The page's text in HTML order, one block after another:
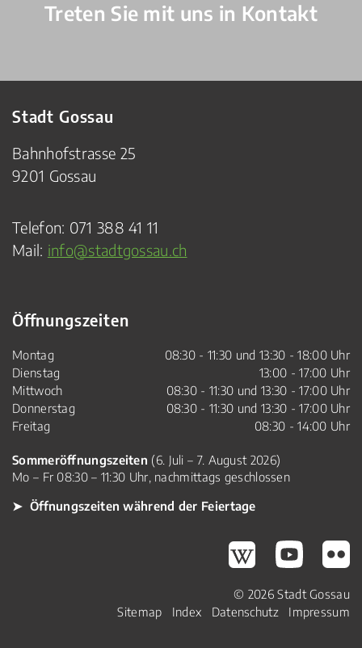
Treten Sie mit uns in Kontakt
Stadt Gossau
Bahnhofstrasse 25
9201 Gossau
Telefon: 071 388 41 11
Mail: info@stadtgossau.ch
Öffnungszeiten
Montag
08:30 - 11:30 und 13:30 - 18:00 Uhr
Dienstag
13:00 - 17:00 Uhr
Mittwoch
08:30 - 11:30 und 13:30 - 17:00 Uhr
Donnerstag
08:30 - 11:30 und 13:30 - 17:00 Uhr
Freitag
08:30 - 14:00 Uhr
Sommeröffnungszeiten (6. Juli – 7. August 2026)
Mo – Fr 08:30 – 11:30 Uhr, nachmittags geschlossen
➤ Öffnungszeiten während der Feiertage
Gossau Wikipedia
Gossau Youtube
Gossau
© 2026 Stadt Gossau
Sitemap Index Datenschutz Impressum